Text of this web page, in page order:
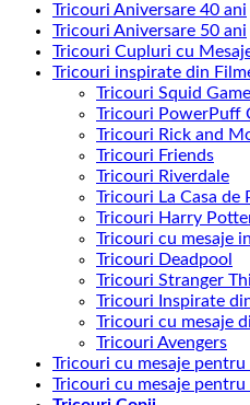
Tricouri Aniversare 40 ani
Tricouri Aniversare 50 ani
Tricouri Cupluri cu
Tricouri inspirate din
Tricouri Squid Game
Tricouri PowerPuff
Tricouri Rick and
Tricouri Friends
Tricouri Riverdale
Tricouri La Casa de
Tricouri Harry
Tricouri cu mesaje
Tricouri Deadpool
Tricouri Stranger
Tricouri Inspirate
Tricouri cu mesaje
Tricouri Avengers
Tricouri cu mesaje
Tricouri cu mesaje